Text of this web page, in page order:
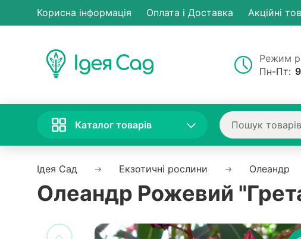
Корисна інформація Оплата і Доставка Акційні
Режим
Пн-Пт: 9
Каталог товарів
Ідея Сад Екзотичні рослини Олеандр
Олеандр Рожевий